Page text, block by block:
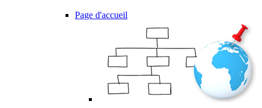
Page d'accueil